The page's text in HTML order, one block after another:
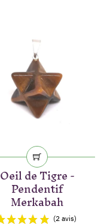
Oeil de Tigre -
Pendentif
Merkabah